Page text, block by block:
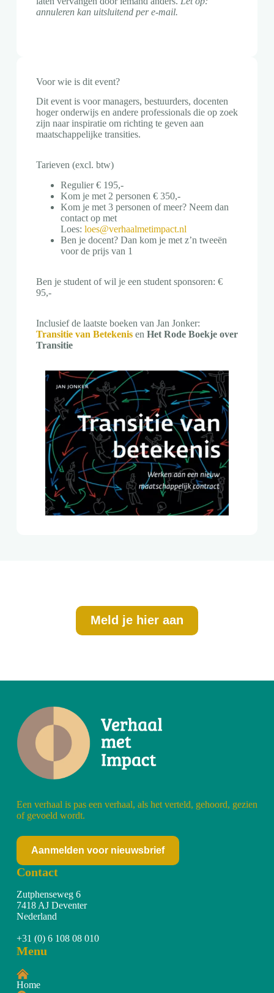
annuleren kan uitsluitend per e-mail.
Voor wie is dit event?
Dit event is voor managers, bestuurders, docenten
hoger onderwijs en andere professionals die op zoek
zijn naar inspiratie om richting te geven aan
maatschappelijke transities.
Tarieven (excl. btw)
Regulier € 195,-
Kom je met 2 personen € 350,-
Kom je met 3 personen of meer? Neem dan
contact op met
Loes: loes@verhaalmetimpact.nl
Ben je docent? Dan kom je met z’n tweeën
voor de prijs van 1
Ben je student of wil je een student sponsoren: €
95,-
Inclusief de laatste boeken van Jan Jonker:
Transitie van Betekenis en Het Rode Boekje over
Transitie
Meld je hier aan
Een verhaal is pas een verhaal, als het verteld, gehoord, gezien
of gevoeld wordt.
Aanmelden voor nieuwsbrief
Contact
Zutphenseweg 6
7418 AJ Deventer
Nederland
+31 (0) 6 108 08 010
Menu
Home